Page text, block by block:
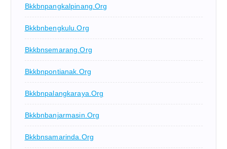
Bkkbnpangkalpinang.org
Bkkbnbengkulu.org
Bkkbnsemarang.org
Bkkbnpontianak.org
Bkkbnpalangkaraya.org
Bkkbnbanjarmasin.org
Bkkbnsamarinda.org